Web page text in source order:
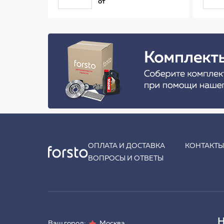
от
ОПЛАТА И ДОСТАВКА
КОНТАКТЫ
ВОПРОСЫ И ОТВЕТЫ